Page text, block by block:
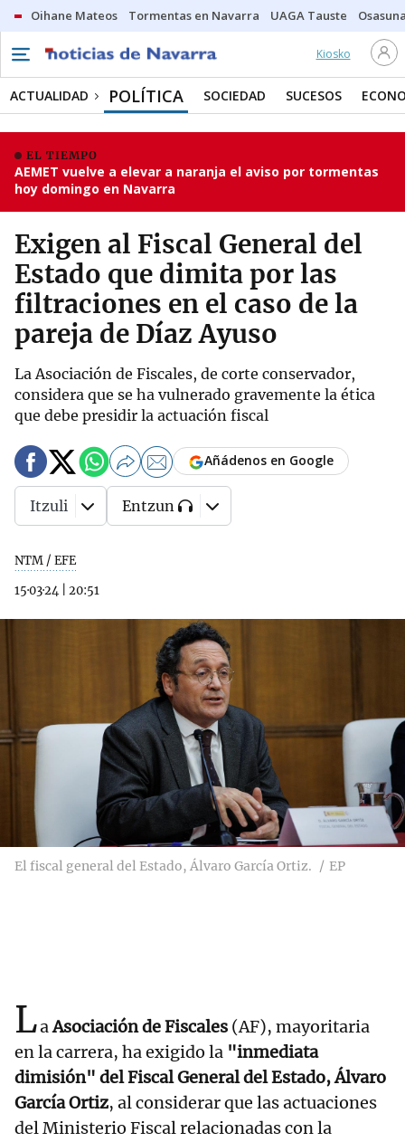
Oihane Mateos Tormentas en Navarra UAGA Tauste
Kiosko
ACTUALIDAD POLÍTICA SOCIEDAD SUCESOS
EL TIEMPO
AEMET vuelve a elevar a naranja el aviso por tormentas
hoy domingo en Navarra
Exigen al Fiscal General del
Estado que dimita por las
filtraciones en el caso de la
pareja de Díaz Ayuso
La Asociación de Fiscales, de corte conservador,
considera que se ha vulnerado gravemente la ética
que debe presidir la actuación fiscal
NTM / EFE
15·03·24
20:51
Añádenos en Google
Itzuli Entzun
El fiscal general del Estado, Álvaro García Ortiz. EP
LaAsociación de Fiscales (AF), mayoritaria
en la carrera, ha exigido la "inmediata
dimisión" del Fiscal General del Estado, Álvaro
García Ortiz, al considerar que las actuaciones
del Ministerio Fiscal relacionadas con la